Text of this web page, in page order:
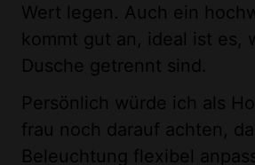
Wert legen. Auch ein
kommt gut an, ideal ist es,
Dusche getrennt sind.
Persönlich würde ich als
frau noch darauf achten,
Beleuchtung flexibel